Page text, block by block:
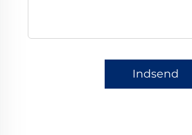
Indsend